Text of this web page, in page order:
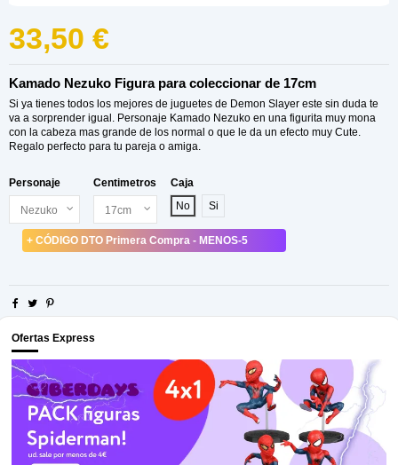
33,50 €
Kamado Nezuko Figura para coleccionar de 17cm
Si ya tienes todos los mejores de juguetes de Demon Slayer este sin duda te
va a sorprender igual. Personaje Kamado Nezuko en una figurita muy mona
con la cabeza mas grande de los normal o que le da un efecto muy Cute.
Regalo perfecto para tu pareja o amiga.
Personaje Centimetros
Caja
No
Si
+ CÓDIGO DTO Primera Compra - MENOS-5
Ofertas Express